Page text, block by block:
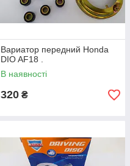
Вариатор передний Honda
DIO AF18 .
В наявності
320 ₴